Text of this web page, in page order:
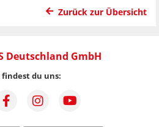
Zurück zur Übersicht
Deutschland GmbH
findest du uns: